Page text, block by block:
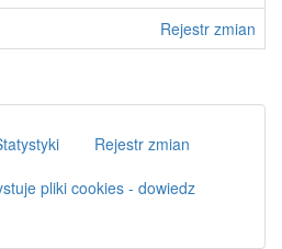
Rejestr zmian
Rejestr zmian
pliki cookies - dowiedz